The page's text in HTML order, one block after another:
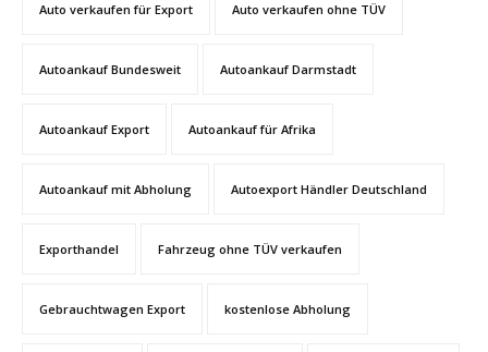
Auto verkaufen für Export Auto verkaufen ohne TÜV
Autoankauf Bundesweit Autoankauf Darmstadt
Autoankauf Export Autoankauf für Afrika
Autoankauf mit Abholung Autoexport Händler Deutschland
Exporthandel Fahrzeug ohne TÜV verkaufen
Gebrauchtwagen Export kostenlose Abholung